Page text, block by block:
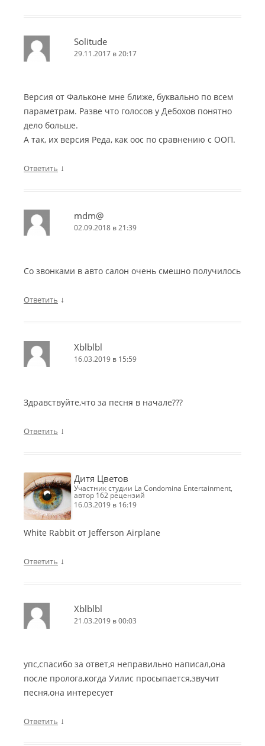
Solitude
29.11.2017 в 20:17
Версия от Фальконе мне ближе, буквально по всем
параметрам. Разве что голосов у Дебохов понятно
дело больше.
А так, их версия Реда, как оос по сравнению с ООП.
Ответить ↓
mdm@
02.09.2018 в 21:39
Со звонками в авто салон очень смешно получилось
Ответить ↓
Xblblbl
16.03.2019 в 15:59
Здравствуйте,что за песня в начале???
Ответить ↓
Дитя Цветов
участник студии La Condomina Entertainment,
автор 162 рецензий
16.03.2019 в 16:19
White Rabbit от Jefferson Airplane
Ответить ↓
Xblblbl
21.03.2019 в 00:03
упс,спасибо за ответ,я неправильно написал,она
после пролога,когда Уилис просыпается,звучит
песня,она интересует
Ответить ↓